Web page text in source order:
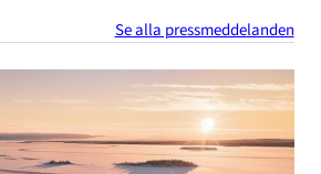
Se alla pressmeddelanden